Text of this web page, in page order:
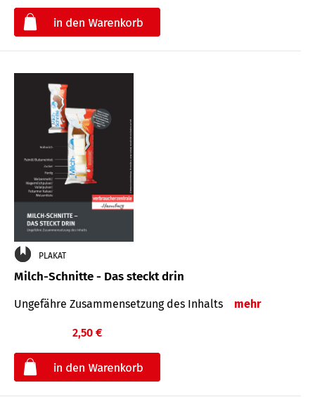
PLAKAT
Milch-Schnitte - Das steckt drin
Ungefähre Zu­sammen­setzung des Inhalts mehr
2,50 €